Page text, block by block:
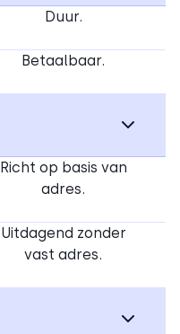
Duur.
Betaalbaar.
Richt op basis van
adres.
Uitdagend zonder
vast adres.